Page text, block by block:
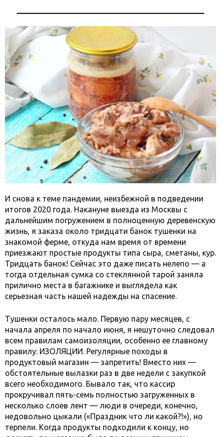
И снова к теме пандемии, неизбежной в подведении
итогов 2020 года. Накануне выезда из Москвы с
дальнейшим погружением в полноценную деревенскую
жизнь, я заказа около тридцати банок тушенки на
знакомой ферме, откуда нам время от времени
приезжают простые продукты типа сыра, сметаны, кур.
Тридцать банок! Сейчас это даже писать нелепо — а
тогда отдельная сумка со стеклянной тарой заняла
прилично места в багажнике и выглядела как
серьезная часть нашей надежды на спасение.
Тушенки осталось мало. Первую пару месяцев, с
начала апреля по начало июня, я нешуточно следовал
всем правилам самоизоляции, особенно ее главному
правилу: ИЗОЛЯЦИИ. Регулярные походы в
продуктовый магазин — запретить! Вместо них —
обстоятельные вылазки раз в две недели с закупкой
всего необходимого. Бывало так, что кассир
прокручивал пять-семь полностью загруженных в
несколько слоев лент — люди в очереди, конечно,
недовольно цыкали («Праздник что ли какой?!»), но
терпели. Когда продукты подходили к концу, но